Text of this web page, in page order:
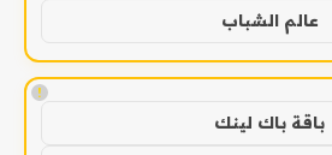
عالم الشباب
!
باقة باك لينك